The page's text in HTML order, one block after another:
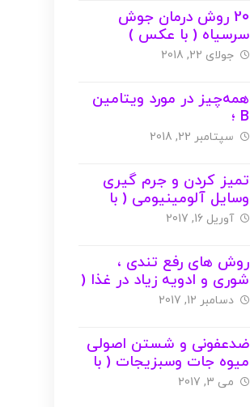
20 روش درمان جوش
سرسیاه ( با عکس )
جولای 22, 2018
همه‌چیز در مورد ویتامین
B ؛
منابع،فواید،مضرات،کمبود (
سپتامبر 22, 2018
تمیز کردن و جرم گیری
وسایل آلومینیومی ( با
عکس )
آوریل 16, 2017
روش های رفع تندی ،
شوری و ادویه زیاد در غذا (
با عکس )
دسامبر 12, 2017
ضدعفونی و شستن اصولی
میوه جات وسبزیجات ( با
عکس )
می 3, 2017